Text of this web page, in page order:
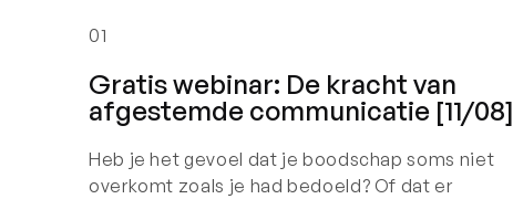
01
Gratis webinar: De kracht van
afgestemde communicatie [11/08]
Heb je het gevoel dat je boodschap soms niet
overkomt zoals je had bedoeld? Of dat er